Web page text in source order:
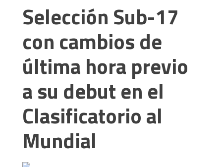
Selección Sub-17
con cambios de
última hora previo
a su debut en el
Clasificatorio al
Mundial